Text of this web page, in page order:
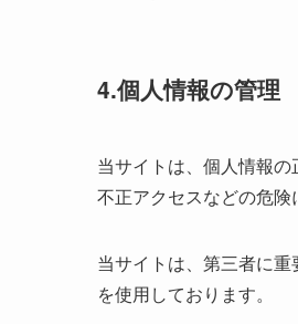
4.個人情報の管理
当サイトは、個人情報
不正アクセスなどの危険
当サイトは、第三者に
を使用しております。